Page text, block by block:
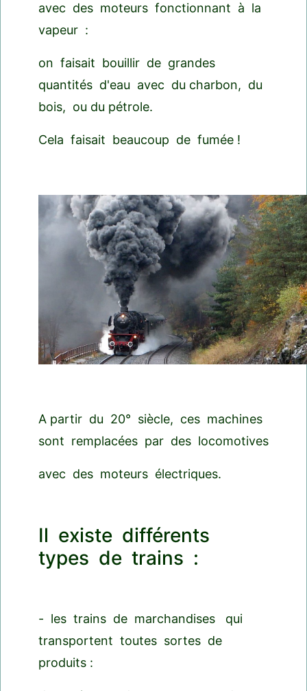
avec des moteurs fonctionnant à la
vapeur :
on faisait bouillir de grandes
quantités d'eau avec du charbon, du
bois, ou du pétrole.
Cela faisait beaucoup de fumée !
A partir du 20° siècle, ces machines
sont remplacées par des locomotives
avec des moteurs électriques.
Il existe différents
types de trains :
- les trains de marchandises qui
transportent toutes sortes de
produits :